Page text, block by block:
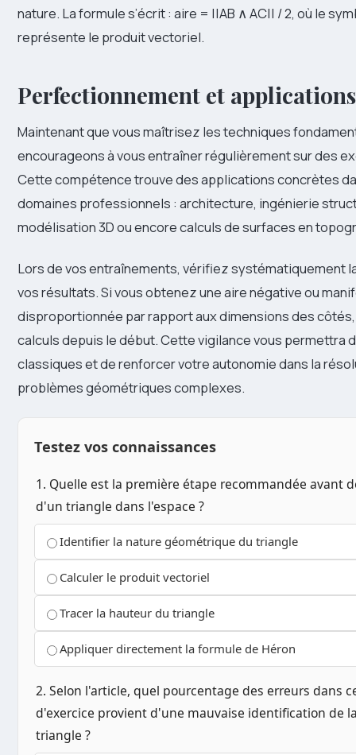
nature. La formule s’écrit : aire = ||AB ∧ AC|| / 2, où le
représente le produit vectoriel.
Perfectionnement et
Maintenant que vous maîtrisez les techniques
encourageons à vous entraîner régulièrement sur des
Cette compétence trouve des applications concrètes
domaines professionnels : architecture, ingénierie
modélisation 3D ou encore calculs de surfaces en
Lors de vos entraînements, vérifiez systématiquement
vos résultats. Si vous obtenez une aire négative ou
disproportionnée par rapport aux dimensions des
calculs depuis le début. Cette vigilance vous permettra
classiques et de renforcer votre autonomie dans la
problèmes géométriques complexes.
Testez vos connaissances
1. Quelle est la première étape recommandée avant
d'un triangle dans l'espace ?
Identifier la nature géométrique du triangle
Calculer le produit vectoriel
Tracer la hauteur du triangle
Appliquer directement la formule de Héron
2. Selon l'article, quel pourcentage des erreurs dans
d'exercice provient d'une mauvaise identification de
triangle ?